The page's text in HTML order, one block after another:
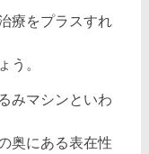
療をプラスすれ
う。
みマシンといわ
奥にある表在性